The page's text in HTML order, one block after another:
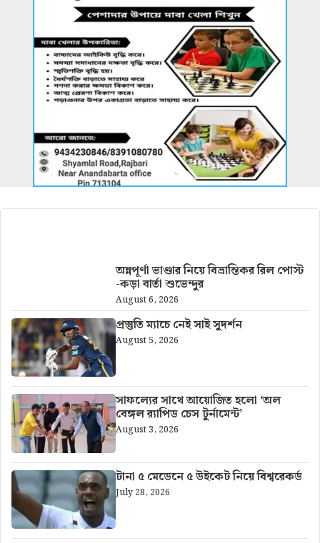
অন্নপূর্ণা ভাণ্ডার নিয়ে বিভ্রান্তিকর রিল পোস্ট
-কড়া বার্তা শুভেন্দুর
August 6, 2026
প্রস্তুতি ম্যাচে নেই সাই সুদর্শন
August 5, 2026
সাফল্যের সাথে আয়োজিত হলো ‘অল
বেঙ্গল র‍্যাপিড চেস টুর্নামেন্ট’
August 3, 2026
টানা ৫ মেডেনে ৫ উইকেট নিয়ে বিশ্বরেকর্ড
July 28, 2026